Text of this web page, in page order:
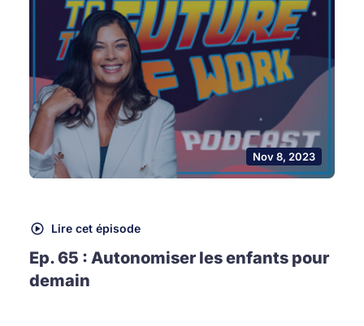
Nov 8, 2023
Lire cet épisode
Ep. 65 : Autonomiser les enfants pour
demain